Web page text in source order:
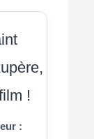
!
: